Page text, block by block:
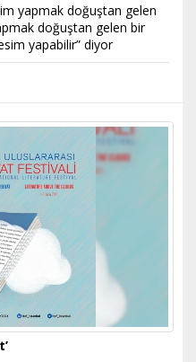
yapmak doğuştan gelen
doğuştan gelen bir
yapabilir” diyor